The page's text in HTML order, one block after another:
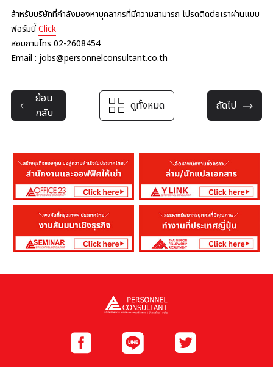
สำหรับบริษัทที่กำลังมองหาบุคลากรที่มีความสามารถ โปรดติดต่อเราผ่านแบบ
ฟอร์มนี้Click
สอบถามโทร 02-2608454
Email : jobs@personnelconsultant.co.th
ย้อน
กลับ
ดูทั้งหมด ถัดไป